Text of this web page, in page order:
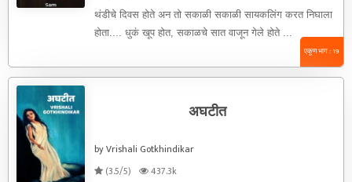
थंडीचे दिवस होते अन तो सकाळी सकाळी सायकलिंग करत निघाला
होता.... धुकं खूप होत, सकाळचे सात वाजून गेले होते ...
एकूण भाग : 19
अघटीत
by Vrishali Gotkhindikar
(3.5/5)
437.3k